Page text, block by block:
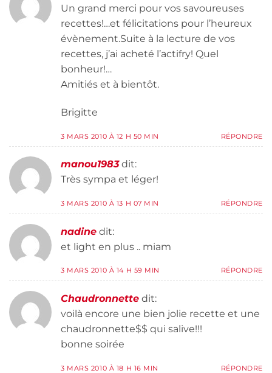
Un grand merci pour vos savoureuses
recettes!…et félicitations pour l’heureux
évènement.Suite à la lecture de vos
recettes, j’ai acheté l’actifry! Quel
bonheur!…
Amitiés et à bientôt.
Brigitte
3 MARS 2010 À 12 H 50 MIN RÉPONDRE
manou1983 dit:
Très sympa et léger!
3 MARS 2010 À 13 H 07 MIN RÉPONDRE
nadine dit:
et light en plus .. miam
3 MARS 2010 À 14 H 59 MIN RÉPONDRE
Chaudronnette dit:
voilà encore une bien jolie recette et une
chaudronnette$$ qui salive!!!
bonne soirée
3 MARS 2010 À 18 H 16 MIN RÉPONDRE